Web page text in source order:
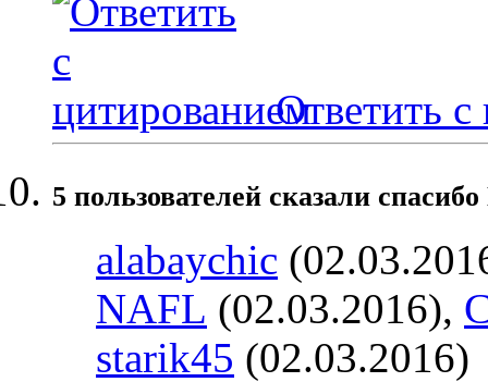
Ответить с
5 пользователей сказали
alabaychic
NAFL (02.03.2016),
starik45 (02.03.2016)